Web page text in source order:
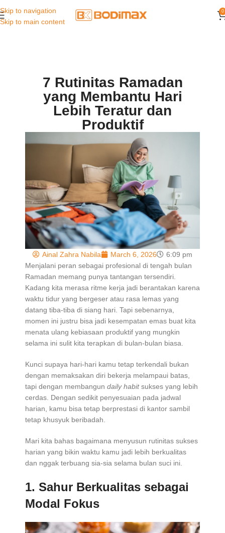
Skip to navigation
Skip to main content
0
7 Rutinitas Ramadan
yang Membantu Hari
Lebih Teratur dan
Produktif
Ainal Zahra Nabila March 6, 2026
6:09 pm
Menjalani peran sebagai profesional di tengah bulan
Ramadan memang punya tantangan tersendiri.
Kadang kita merasa ritme kerja jadi berantakan karena
waktu tidur yang bergeser atau rasa lemas yang
datang tiba-tiba di siang hari. Tapi sebenarnya,
momen ini justru bisa jadi kesempatan emas buat kita
menata ulang kebiasaan produktif yang mungkin
selama ini sulit kita terapkan di bulan-bulan biasa.
Kunci supaya hari-hari kamu tetap terkendali bukan
dengan memaksakan diri bekerja melampaui batas,
tapi dengan membangun daily habitsukses yang lebih
cerdas. Dengan sedikit penyesuaian pada jadwal
harian, kamu bisa tetap berprestasi di kantor sambil
tetap khusyuk beribadah.
Mari kita bahas bagaimana menyusun rutinitas sukses
harian yang bikin waktu kamu jadi lebih berkualitas
dan nggak terbuang sia-sia selama bulan suci ini.
1. Sahur Berkualitas sebagai
Modal Fokus